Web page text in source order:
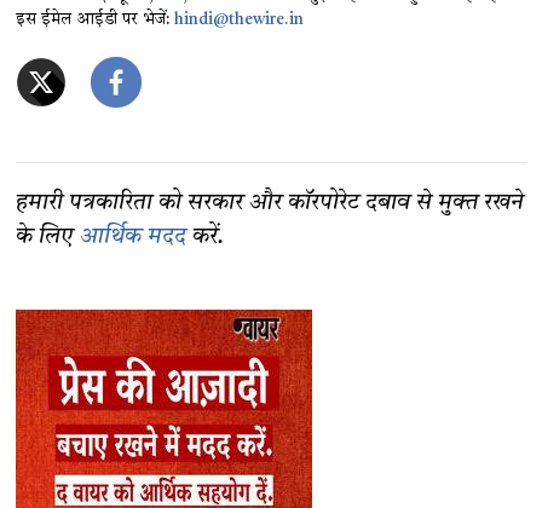
इस ईमेल आईडी पर भेजें:hindi@thewire.in
हमारी पत्रकारिता को सरकार और कॉरपोरेट दबाव से मुक्त रखने
के लिए आर्थिक मददकरें.